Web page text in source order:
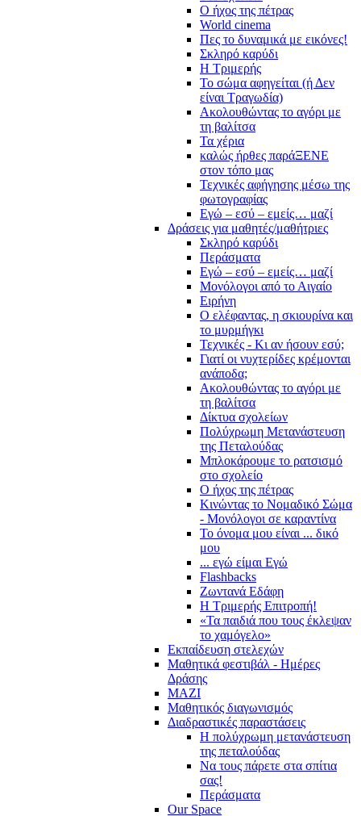
Ο ήχος της πέτρας
World cinema
Πες το δυναμικά με εικόνες!
Σκληρό καρύδι
Η Τριμερής
Το σώμα αφηγείται (ή Δεν
είναι Τραγωδία)
Ακολουθώντας το αγόρι με
τη βαλίτσα
Τα χέρια
καλώς ήρθες παράΞΕΝΕ
στον τόπο μας
Τεχνικές αφήγησης μέσω της
φωτογραφίας
Εγώ – εσύ – εμείς… μαζί
Δράσεις για μαθητές/μαθήτριες
Σκληρό καρύδι
Περάσματα
Εγώ – εσύ – εμείς… μαζί
Μονόλογοι από το Αιγαίο
Ειρήνη
Ο ελέφαντας, η σκιουρίνα και
το μυρμήγκι
Τεχνικές - Κι αν ήσουν εσύ;
Γιατί οι νυχτερίδες κρέμονται
ανάποδα;
Ακολουθώντας το αγόρι με
τη βαλίτσα
Δίκτυα σχολείων
Πολύχρωμη Μετανάστευση
της Πεταλούδας
Μπλοκάρουμε το ρατσισμό
στο σχολείο
Ο ήχος της πέτρας
Κινώντας το Νομαδικό Σώμα
- Μονόλογοι σε καραντίνα
Το όνομα μου είναι ... δικό
μου
... εγώ είμαι Εγώ
Flashbacks
Ζωντανά Εδάφη
Η Τριμερής Επιτροπή!
«Τα παιδιά που τους έκλεψαν
το χαμόγελο»
Εκπαίδευση στελεχών
Μαθητικά φεστιβάλ - Ημέρες
Δράσης
ΜΑΖΙ
Μαθητικός διαγωνισμός
Διαδραστικές παραστάσεις
Η πολύχρωμη μετανάστευση
της πεταλούδας
Να τους πάρετε στα σπίτια
σας!
Περάσματα
Our Space